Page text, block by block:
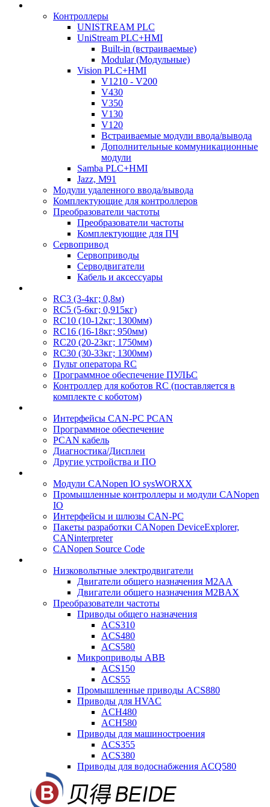
Контроллеры
UNISTREAM PLC
UniStream PLC+HMI
Built-in (встраиваемые)
Modular (Модульные)
Vision PLC+HMI
V1210 - V200
V430
V350
V130
V120
Встраиваемые модули ввода/вывода
Дополнительные коммуникационные
модули
Samba PLC+HMI
Jazz, M91
Модули удаленного ввода/вывода
Комплектующие для контроллеров
Преобразователи частоты
Преобразователи частоты
Комплектующие для ПЧ
Сервопривод
Сервоприводы
Серводвигатели
Кабель и аксессуары
RC3 (3-4кг; 0,8м)
RC5 (5-6кг; 0,915кг)
RC10 (10-12кг; 1300мм)
RC16 (16-18кг; 950мм)
RC20 (20-23кг; 1750мм)
RC30 (30-33кг; 1300мм)
Пульт оператора RC
Программное обеспечение ПУЛЬС
Контроллер для коботов RC (поставляется в
комплекте с коботом)
Интерфейсы CAN-PC PCAN
Программное обеспечение
PCAN кабель
Диагностика/Дисплеи
Другие устройства и ПО
Модули CANopen IO sysWORXX
Промышленные контроллеры и модули CANopen
IO
Интерфейсы и шлюзы CAN-PC
Пакеты разработки CANopen DeviceExplorer,
CANinterpreter
CANopen Source Code
Низковольтные электродвигатели
Двигатели общего назначения M2AA
Двигатели общего назначения M2BAX
Преобразователи частоты
Приводы общего назначения
ACS310
ACS480
ACS580
Микроприводы ABB
ACS150
ACS55
Промышленные приводы ACS880
Приводы для HVAC
ACH480
ACH580
Приводы для машиностроения
ACS355
ACS380
Приводы для водоснабжения ACQ580